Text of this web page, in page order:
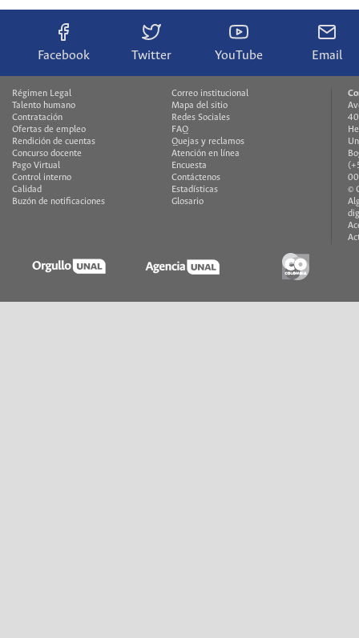
Facebook Twitter YouTube Email
Régimen Legal
Talento humano
Contratación
Ofertas de empleo
Rendición de cuentas
Concurso docente
Pago Virtual
Control interno
Calidad
Buzón de notificaciones
Correo institucional
Mapa del sitio
Redes Sociales
FAQ
Quejas y reclamos
Atención en línea
Encuesta
Contáctenos
Estadísticas
Glosario
©